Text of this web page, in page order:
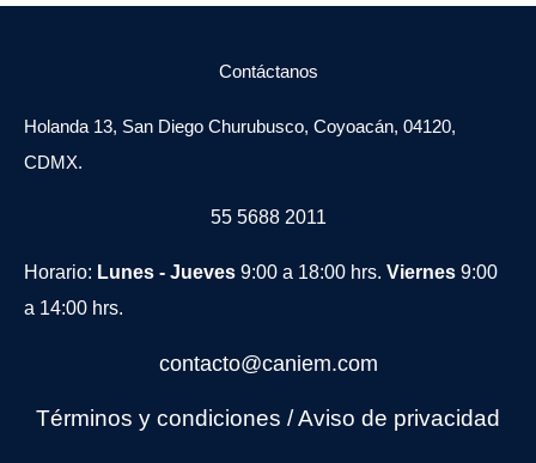
Contáctanos
Holanda 13, San Diego Churubusco, Coyoacán, 04120,
CDMX.
55 5688 2011
Horario: Lunes - Jueves 9:00 a 18:00 hrs. Viernes 9:00
a 14:00 hrs.
contacto@caniem.com
Términos y condiciones /Aviso de privacidad